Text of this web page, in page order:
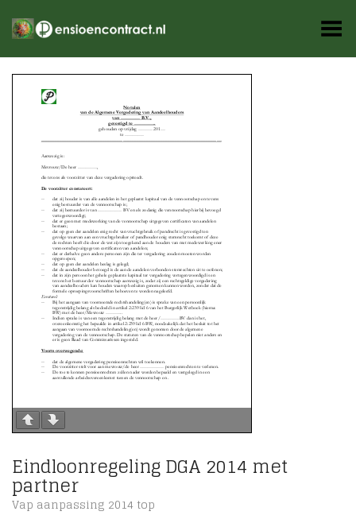
Toggle Menu
Eindloonregeling DGA 2014 met
partner
Vap aanpassing 2014 top